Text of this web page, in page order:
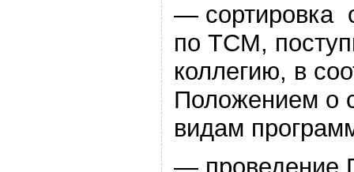
— сортировка
по ТСМ,
коллегию, в
Положением о
видам